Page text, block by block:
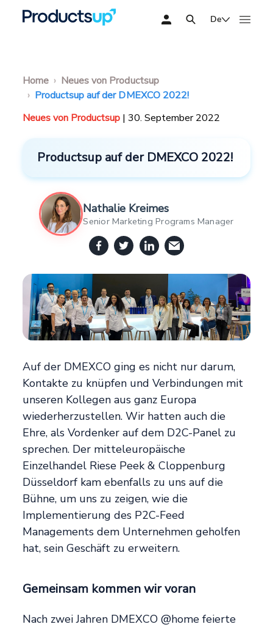
De
Home
Neues von Productsup
Productsup auf der DMEXCO 2022!
Neues von Productsup | 30. September 2022
Productsup auf der DMEXCO 2022!
Nathalie Kreimes
Senior Marketing Programs Manager
Auf der DMEXCO ging es nicht nur darum,
Kontakte zu knüpfen und Verbindungen mit
unseren Kollegen aus ganz Europa
wiederherzustellen. Wir hatten auch die
Ehre, als Vordenker auf dem D2C-Panel zu
sprechen. Der mitteleuropäische
Einzelhandel Riese Peek & Cloppenburg
Düsseldorf kam ebenfalls zu uns auf die
Bühne, um uns zu zeigen, wie die
Implementierung des P2C-Feed
Managements dem Unternehmen geholfen
hat, sein Geschäft zu erweitern.
Gemeinsam kommen wir voran
Nach zwei Jahren DMEXCO @home feierte